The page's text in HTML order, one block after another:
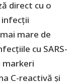
direct cu o
mare de
cu SARS-
markeri
C-reactivă și